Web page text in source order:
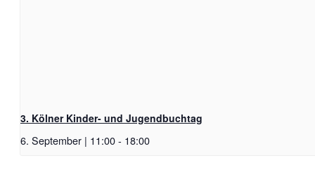
3. Kölner Kinder- und Jugendbuchtag
6. September | 11:00- 18:00